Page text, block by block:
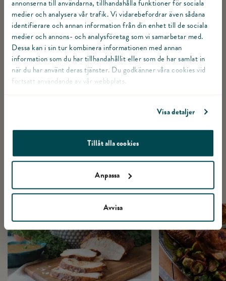
annonserna till användarna, tillhandahålla funktioner för sociala
medier och analysera vår trafik. Vi vidarebefordrar även sådana
identifierare och annan information från din enhet till de sociala
medier och annons- och analysföretag som vi samarbetar med.
Dessa kan i sin tur kombinera informationen med annan
information som du har tillhandahållit eller som de har samlat in
när du har använt deras tjänster. Du godkänner våra cookies vid
fortsatt användande av vår webbplats.
Visa detaljer
Tillåt alla cookies
Anpassa
Avvisa
bären kokat mjuka och allt kokat samman.
Låt svalna och häll upp på väl rengjord glasburk.
Klarar sig ca 1 vecka i kylskåp.
Växla Servera såsen rumstempererad tillsammans med
Servera såsen rumstempererad tillsammans med
LIKNANDE RECEPT